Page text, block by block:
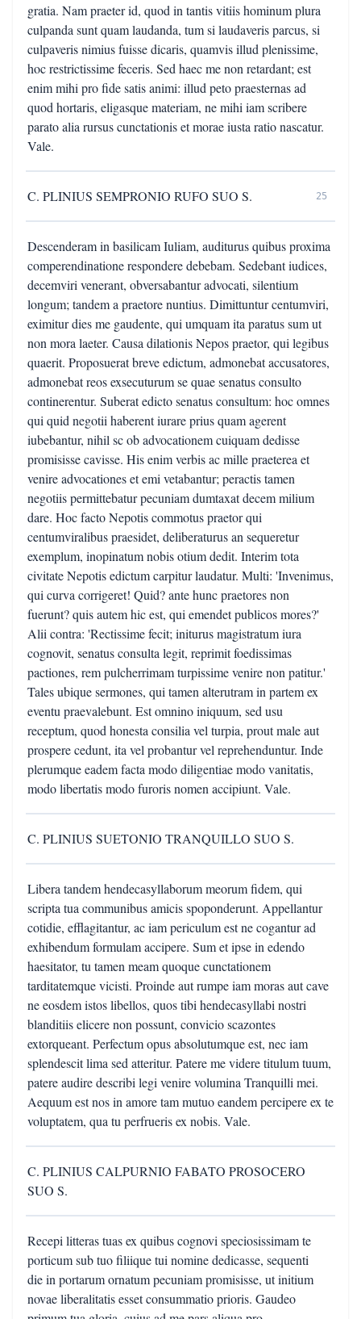
gratia. Nam praeter id, quod in tantis vitiis hominum plura
culpanda sunt quam laudanda, tum si laudaveris parcus, si
culpaveris nimius fuisse dicaris, quamvis illud plenissime,
hoc restrictissime feceris. Sed haec me non retardant; est
enim mihi pro fide satis animi: illud peto praesternas ad
quod hortaris, eligasque materiam, ne mihi iam scribere
parato alia rursus cunctationis et morae iusta ratio nascatur.
Vale.
C. PLINIUS SEMPRONIO RUFO SUO S. 25
Descenderam in basilicam Iuliam, auditurus quibus proxima
comperendinatione respondere debebam. Sedebant iudices,
decemviri venerant, obversabantur advocati, silentium
longum; tandem a praetore nuntius. Dimittuntur centumviri,
eximitur dies me gaudente, qui umquam ita paratus sum ut
non mora laeter. Causa dilationis Nepos praetor, qui legibus
quaerit. Proposuerat breve edictum, admonebat accusatores,
admonebat reos exsecuturum se quae senatus consulto
continerentur. Suberat edicto senatus consultum: hoc omnes
qui quid negotii haberent iurare prius quam agerent
iubebantur, nihil sc ob advocationem cuiquam dedisse
promisisse cavisse. His enim verbis ac mille praeterea et
venire advocationes et emi vetabantur; peractis tamen
negotiis permittebatur pecuniam dumtaxat decem milium
dare. Hoc facto Nepotis commotus praetor qui
centumviralibus praesidet, deliberaturus an sequeretur
exemplum, inopinatum nobis otium dedit. Interim tota
civitate Nepotis edictum carpitur laudatur. Multi: 'Invenimus,
qui curva corrigeret! Quid? ante hunc praetores non
fuerunt? quis autem hic est, qui emendet publicos mores?'
Alii contra: 'Rectissime fecit; initurus magistratum iura
cognovit, senatus consulta legit, reprimit foedissimas
pactiones, rem pulcherrimam turpissime venire non patitur.'
Tales ubique sermones, qui tamen alterutram in partem ex
eventu praevalebunt. Est omnino iniquum, sed usu
receptum, quod honesta consilia vel turpia, prout male aut
prospere cedunt, ita vel probantur vel reprehenduntur. Inde
plerumque eadem facta modo diligentiae modo vanitatis,
modo libertatis modo furoris nomen accipiunt. Vale.
C. PLINIUS SUETONIO TRANQUILLO SUO S.
Libera tandem hendecasyllaborum meorum fidem, qui
scripta tua communibus amicis spoponderunt. Appellantur
cotidie, efflagitantur, ac iam periculum est ne cogantur ad
exhibendum formulam accipere. Sum et ipse in edendo
haesitator, tu tamen meam quoque cunctationem
tarditatemque vicisti. Proinde aut rumpe iam moras aut cave
ne eosdem istos libellos, quos tibi hendecasyllabi nostri
blanditiis elicere non possunt, convicio scazontes
extorqueant. Perfectum opus absolutumque est, nec iam
splendescit lima sed atteritur. Patere me videre titulum tuum,
patere audire describi legi venire volumina Tranquilli mei.
Aequum est nos in amore tam mutuo eandem percipere ex te
voluptatem, qua tu perfrueris ex nobis. Vale.
C. PLINIUS CALPURNIO FABATO PROSOCERO
SUO S.
Recepi litteras tuas ex quibus cognovi speciosissimam te
porticum sub tuo filiique tui nomine dedicasse, sequenti
die in portarum ornatum pecuniam promisisse, ut initium
novae liberalitatis esset consummatio prioris. Gaudeo